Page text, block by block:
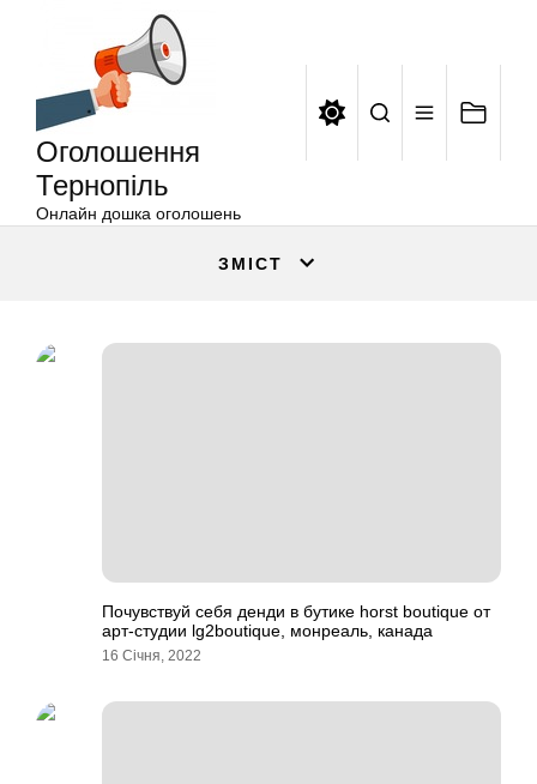
Оголошення
Тернопіль
Онлайн дошка оголошень
ЗМІСТ
Почувствуй себя денди в бутике horst boutique от
арт-студии lg2boutique, монреаль, канада
16 Січня, 2022